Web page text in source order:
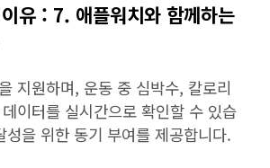
유 : 7. 애플워치와 함께하는
지원하며, 운동 중 심박수, 칼로리
이터를 실시간으로 확인할 수 있습
성을 위한 동기 부여를 제공합니다.